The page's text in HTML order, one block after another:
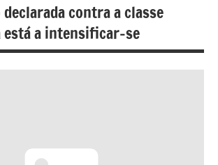
contra a classe
a intensificar-se